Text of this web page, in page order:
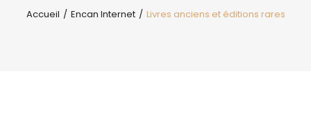
Accueil / Encan Internet / Livres anciens et éditions rares